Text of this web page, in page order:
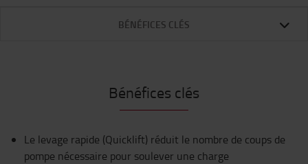
BÉNÉFICES CLÉS
Bénéfices clés
Le levage rapide (Quicklift) réduit le nombre de coups de
pompe nécessaire pour soulever une charge